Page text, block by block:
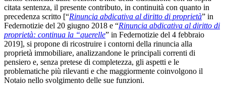
citata sentenza, il presente contributo, in continuità con quanto in
precedenza scritto [“Rinuncia abdicativa al diritto di proprietà” in
Federnotizie del 20 giugno 2018 e “Rinuncia abdicativa al diritto di
proprietà: continua la “querelle” in Federnotizie del 4 febbraio
2019], si propone di ricostruire i contorni della rinuncia alla
proprietà immobiliare, analizzandone le principali correnti di
pensiero e, senza pretese di completezza, gli aspetti e le
problematiche più rilevanti e che maggiormente coinvolgono il
Notaio nello svolgimento delle sue funzioni.